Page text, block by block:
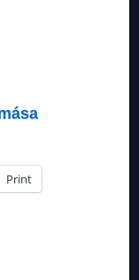
Print